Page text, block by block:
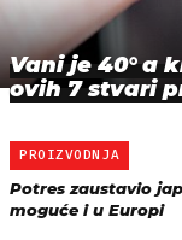
Vani je 40° a
ovih 7 stvari
PROIZVODNJA
Potres zaustavio
moguće i u Europi